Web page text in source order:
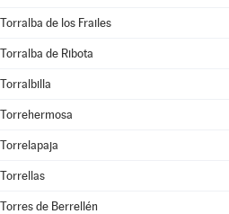
Torralba de los Frailes
Torralba de Ribota
Torralbilla
Torrehermosa
Torrelapaja
Torrellas
Torres de Berrellén